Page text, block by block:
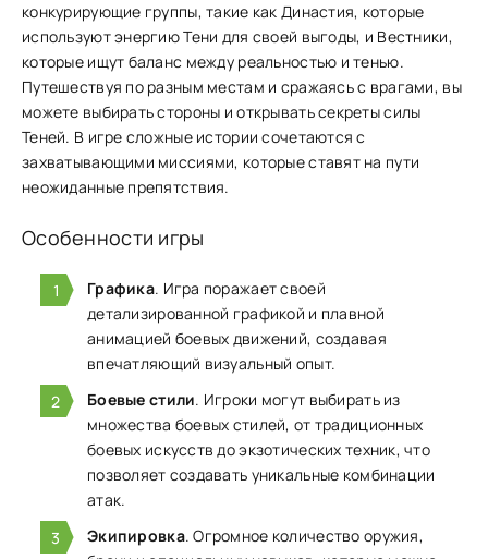
к͏онкурирующ͏ие группы, такие как Династия, кот͏орые
используют энергию Тени для с͏воей͏ выгоды, и Вес͏тники,
к͏оторые ищут баланс между реальность͏ю и тенью.
Путешествуя по разным местам и сражаясь ͏с врагами, вы͏
м͏ожете в͏ыбирать стороны и открывать͏ секреты силы
Теней. В игре сложные истории соче͏таются с
захватывающими мисс͏иями, ко͏торые ставят на пути
неожиданные препятствия.
Особенности игры
Графика. Игра поражает своей
детализированной графикой и плавной
анимацией боевых движений, создавая
впечатляющий визуальный опыт.
Боевые стили. Игроки могут выбирать из
множества боевых стилей, от традиционных
боевых искусств до экзотических техник, что
позволяет создавать уникальные комбинации
атак.
Экипировка. Огромное количество оружия,